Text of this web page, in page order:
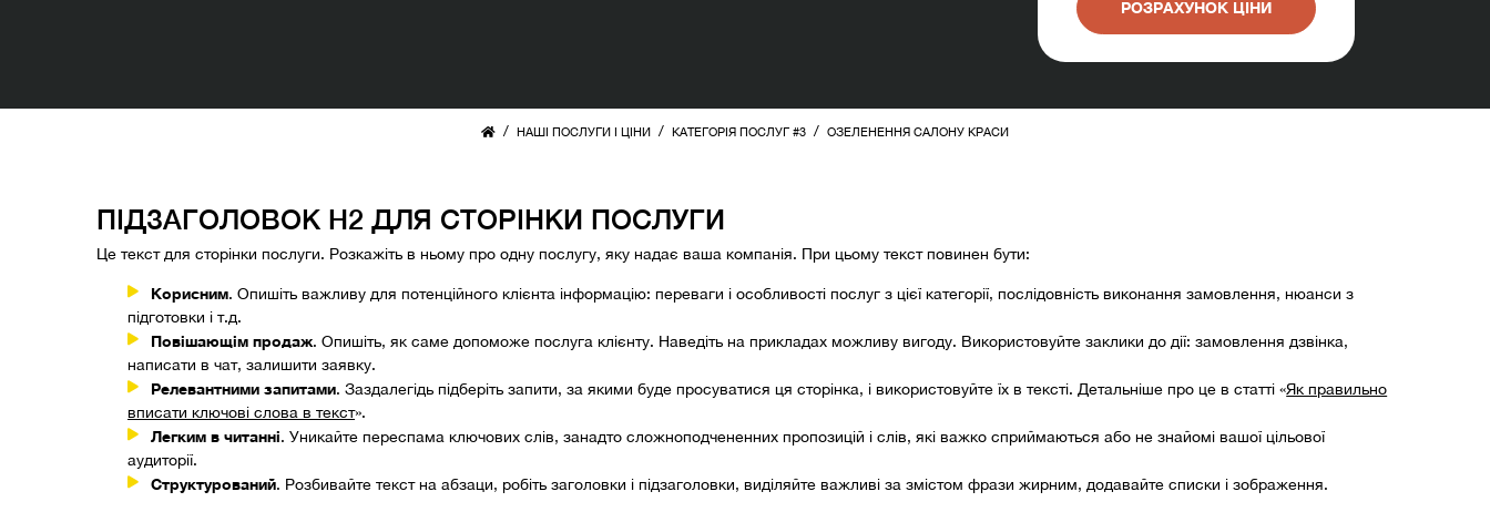
РОЗРАХУНОК ЦІНИ
/ НАШІ ПОСЛУГИ І ЦІНИ / КАТЕГОРІЯ ПОСЛУГ #3 / ОЗЕЛЕНЕННЯ САЛОНУ КРАСИ
ПІДЗАГОЛОВОК H2 ДЛЯ СТОРІНКИ ПОСЛУГИ
Це текст для сторінки послуги. Розкажіть в ньому про одну послугу, яку надає ваша компанія. При цьому текст повинен бути:
Корисним. Опишіть важливу для потенційного клієнта інформацію: переваги і особливості послуг з цієї категорії, послідовність виконання замовлення, нюанси з
підготовки і т.д.
Повішающім продаж. Опишіть, як саме допоможе послуга клієнту. Наведіть на прикладах можливу вигоду. Використовуйте заклики до дії: замовлення дзвінка,
написати в чат, залишити заявку.
Релевантними запитами. Заздалегідь підберіть запити, за якими буде просуватися ця сторінка, і використовуйте їх в тексті. Детальніше про це в статті «Як правильно
вписати ключові слова в текст».
Легким в читанні. Уникайте переспама ключових слів, занадто сложноподчененних пропозицій і слів, які важко сприймаються або не знайомі вашої цільової
аудиторії.
Структурований. Розбивайте текст на абзаци, робіть заголовки і підзаголовки, виділяйте важливі за змістом фрази жирним, додавайте списки і зображення.